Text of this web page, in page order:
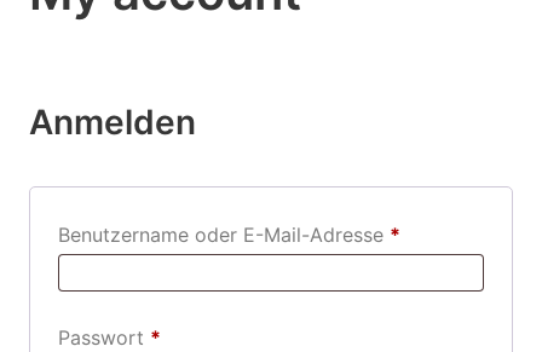
Anmelden
Benutzername oder E-Mail-Adresse *
Passwort *